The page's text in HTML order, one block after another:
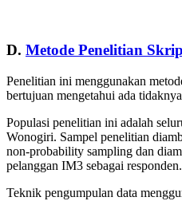
D. Metode Penelitian
Penelitian ini menggunakan
bertujuan mengetahui ada
Populasi penelitian ini adalah
Wonogiri. Sampel penelitian
non-probability sampling dan
pelanggan IM3 sebagai responden.
Teknik pengumpulan data